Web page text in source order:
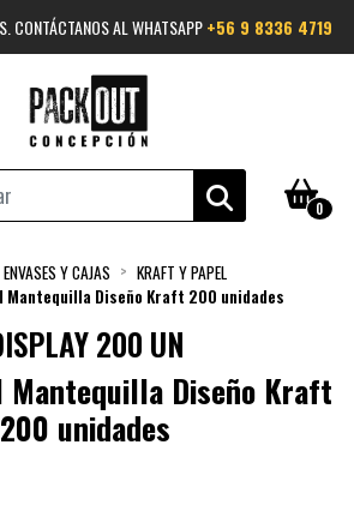
CONTÁCTANOS AL WHATSAPP+56 9 8336 4719
0
ENVASES Y CAJAS
KRAFT Y PAPEL
Mantequilla Diseño Kraft 200 unidades
200 UN
Mantequilla Diseño Kraft
200 unidades